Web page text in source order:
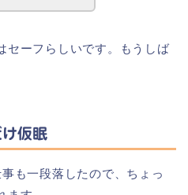
セーフらしいです。もうしば
仮眠
も一段落したので、ちょっ